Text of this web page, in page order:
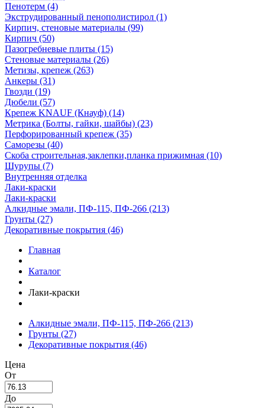
Пенотерм (4)
Экструдированный пенополистирол (1)
Кирпич, стеновые материалы (99)
Кирпич (50)
Пазогребневые плиты (15)
Стеновые материалы (26)
Метизы, крепеж (263)
Анкеры (31)
Гвозди (19)
Дюбели (57)
Крепеж KNAUF (Кнауф) (14)
Метрика (Болты, гайки, шайбы) (23)
Перфорированный крепеж (35)
Саморезы (40)
Скоба строительная,заклепки,планка прижимная (10)
Шурупы (7)
Внутренняя отделка
Лаки-краски
Лаки-краски
Алкидные эмали, ПФ-115, ПФ-266 (213)
Грунты (27)
Декоративные покрытия (46)
Главная
Каталог
Лаки-краски
Алкидные эмали, ПФ-115, ПФ-266 (213)
Грунты (27)
Декоративные покрытия (46)
Цена
От
До